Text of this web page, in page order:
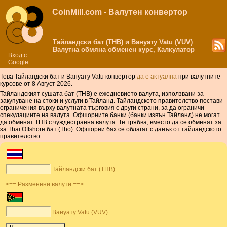
Вход с
Google
CoinMill.com - Валутен конвертор
Тайландски бат (THB) и Вануату Vatu (VUV)
Валутна обмяна обменен курс, Калкулатор
Това Тайландски бат и Вануату Vatu конвертор да е актуална при валутните
курсове от 8 Август 2026.
Тайландският сушата бат (THB) е ежедневието валута, използвани за
закупуване на стоки и услуги в Тайланд. Тайландското правителство постави
ограничения върху валутната търговия с други страни, за да ограничи
спекулациите на валута. Офшорните банки (банки извън Тайланд) не могат
да обменят THB с чуждестранна валута. Те трябва, вместо да се обменят за
за Thai Offshore бат (Tho). Офшорни бах се облагат с данък от тайландското
правителство.
Тайландски бат (THB)
<== Разменени валути ==>
Вануату Vatu (VUV)